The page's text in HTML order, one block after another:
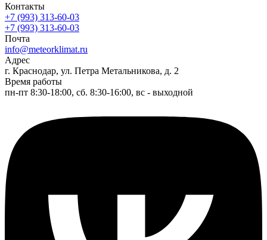
Контакты
+7 (993) 313-60-03
+7 (993) 313-60-03
Почта
info@meteorklimat.ru
Адрес
г. Краснодар, ул. Петра Метальникова, д. 2
Время работы
пн-пт 8:30-18:00, сб. 8:30-16:00, вс - выходной